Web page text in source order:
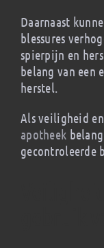
Daarnaast
blessures
spierpijn en
belang van een
herstel.
Als veiligheid
apotheek
gecontroleerde